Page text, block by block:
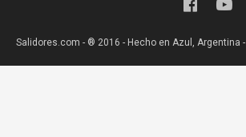
Salidores.com - ® 2016 - Hecho en Azul, Argentina -